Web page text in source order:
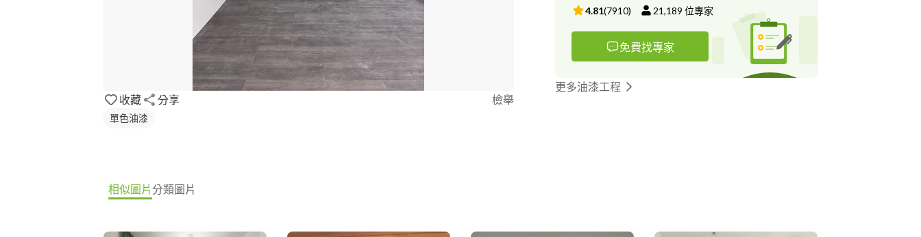
收藏 分享 檢舉
單色油漆
4.81(7910) 21,189 位專家
免費找專家
更多油漆工程
相似圖片分類圖片